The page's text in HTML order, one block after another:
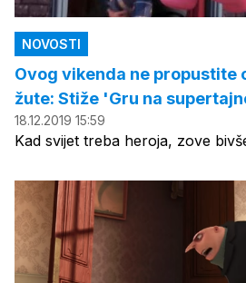
NOVOSTI
Ovog vikenda ne propustite
žute: Stiže 'Gru na
18.12.2019 15:59
Kad svijet treba heroja, zove